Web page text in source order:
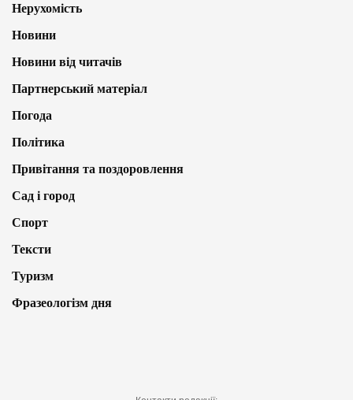
Нерухомість
Новини
Новини від читачів
Партнерський матеріал
Погода
Політика
Привітання та поздоровлення
Сад і город
Спорт
Тексти
Туризм
Фразеологізм дня